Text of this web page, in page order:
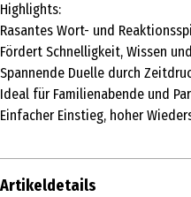
Highlights:
Rasantes Wort- und
Fördert Schnelligkeit, Wissen
Spannende Duelle durch
Ideal für Familienabende und
Einfacher Einstieg, hoher
Artikeldetails